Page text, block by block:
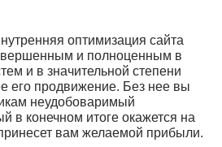
оптимизация сайта
и полноценным в
и в значительной степени
его продвижение. Без нее вы
неудобоваримый
в конечном итоге окажется на
вам желаемой прибыли.